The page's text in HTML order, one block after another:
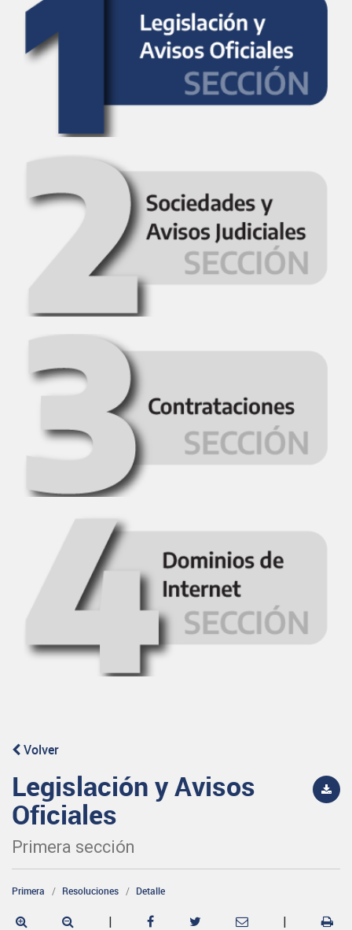
Volver
Legislación y Avisos
Oficiales
Primera sección
Primera Resoluciones Detalle
| |